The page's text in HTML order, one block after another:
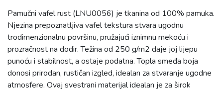
Pamučni vafel rust (LNU0056) je tkanina od 100% pamuka.
Njezina prepoznatljiva vafel tekstura stvara ugodnu
trodimenzionalnu površinu, pružajući iznimnu mekoću i
prozračnost na dodir. Težina od 250 g/m2 daje joj lijepu
punoću i stabilnost, a ostaje podatna. Topla smeđa boja
donosi prirodan, rustičan izgled, idealan za stvaranje ugodne
atmosfere. Ovaj svestrani materijal idealan je za širok